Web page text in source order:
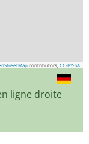
contributors, CC-BY-SA
ligne droite